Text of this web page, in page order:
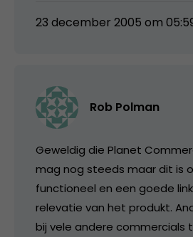
23 december 2005 om
Rob Polman
Geweldig die Planet
mag nog steeds maar dit is
functioneel en een goede
relevatie van het produkt.
bij vele andere commercials